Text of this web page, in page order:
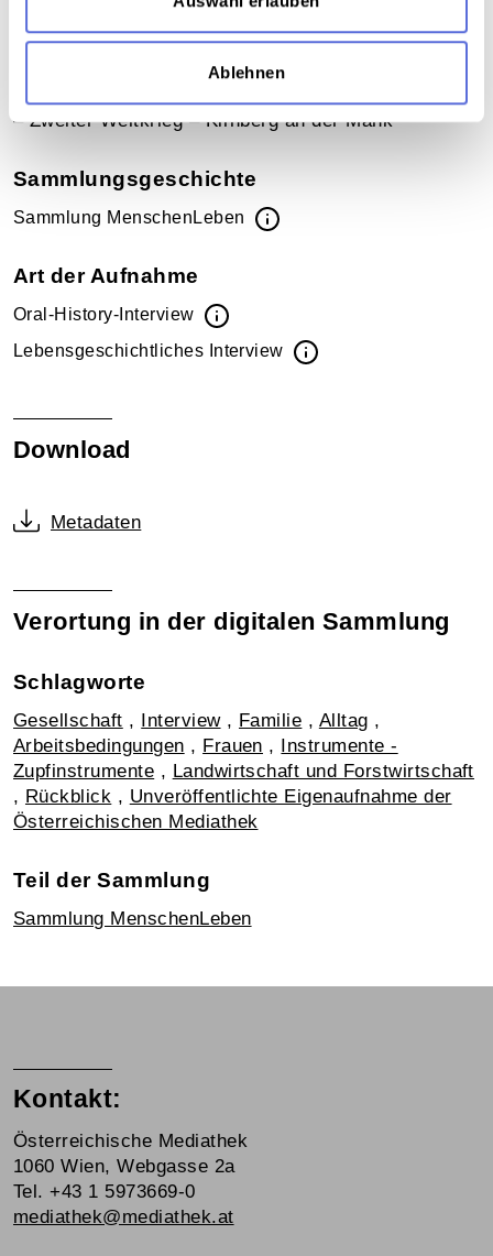
Ablehnen
– Todesmarsch von KZ-Häftlingen – Tradition –
Traktor – Trauer – Verbrechen – Volksschule –
– Zweiter Weltkrieg – Kirnberg an der Mank
Sammlungsgeschichte
Sammlung MenschenLeben
Art der Aufnahme
Oral-History-Interview
Lebensgeschichtliches Interview
Download
Metadaten
Verortung in der digitalen Sammlung
Schlagworte
Gesellschaft , Interview, Familie , Alltag ,
Arbeitsbedingungen , Frauen , Instrumente -
Zupfinstrumente , Landwirtschaft und Forstwirtschaft
, Rückblick , Unveröffentlichte Eigenaufnahme der
Österreichischen Mediathek
Teil der Sammlung
Sammlung MenschenLeben
Kontakt:
Österreichische Mediathek
1060 Wien, Webgasse 2a
Tel. +43 1 5973669-0
mediathek@mediathek.at